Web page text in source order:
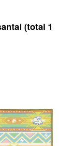
(total 1